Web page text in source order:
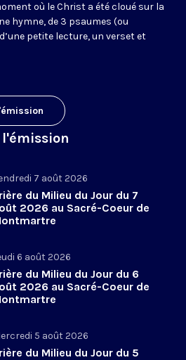
où le Christ a été cloué sur la
hymne, de 3 psaumes (ou
petite lecture, un verset et
7 août 2026
du Milieu du Jour du 7
2026 au Sacré-Coeur de
6 août 2026
du Milieu du Jour du 6
2026 au Sacré-Coeur de
5 août 2026
du Milieu du Jour du 5